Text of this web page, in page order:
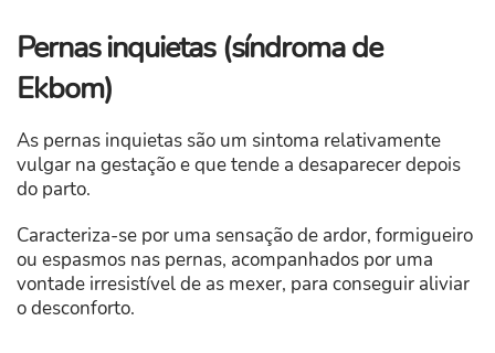
Pernas inquietas (síndroma de
Ekbom)
As pernas inquietas são um sintoma relativamente
vulgar na gestação e que tende a desaparecer depois
do parto.
Caracteriza-se por uma sensação de ardor, formigueiro
ou espasmos nas pernas, acompanhados por uma
vontade irresistível de as mexer, para conseguir aliviar
o desconforto.